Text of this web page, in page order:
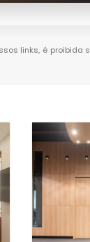
links, é proibida